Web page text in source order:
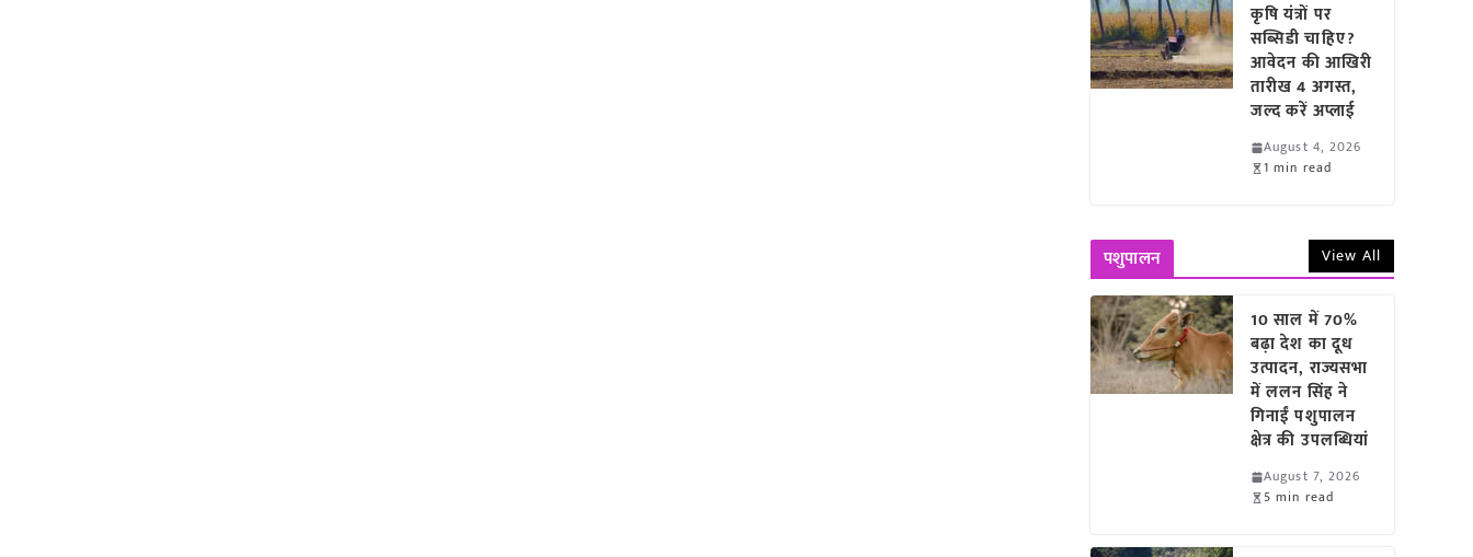
कृषि यंत्रों पर
सब्सिडी चाहिए?
आवेदन की आखिरी
तारीख 4 अगस्त,
जल्द करें अप्लाई
August 4, 2026
1 min read
पशुपालन View All
10 साल में 70%
बढ़ा देश का दूध
उत्पादन, राज्यसभा
में ललन सिंह ने
गिनाईं पशुपालन
क्षेत्र की उपलब्धियां
August 7, 2026
5 min read